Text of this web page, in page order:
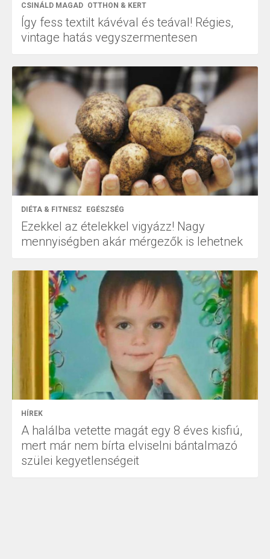
CSINÁLD MAGAD OTTHON & KERT
Így fess textilt kávéval és teával! Régies,
vintage hatás vegyszermentesen
DIÉTA & FITNESZ EGÉSZSÉG
Ezekkel az ételekkel vigyázz! Nagy
mennyiségben akár mérgezők is lehetnek
HÍREK
A halálba vetette magát egy 8 éves kisfiú,
mert már nem bírta elviselni bántalmazó
szülei kegyetlenségeit